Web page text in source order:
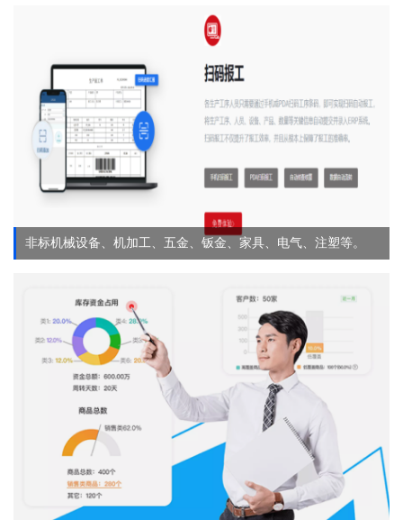
非标机械设备、机加工、五金、钣金、家具、电气、注塑等。